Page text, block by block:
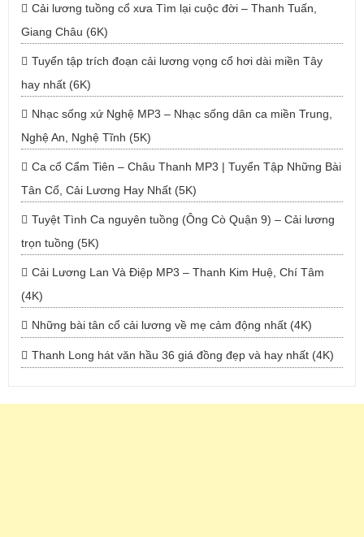
Cải lương tuồng cổ xưa Tìm lại cuộc đời – Thanh Tuấn,
Giang Châu (6K)
Tuyển tập trích đoạn cải lương vọng cổ hơi dài miền Tây
hay nhất (6K)
Nhạc sống xứ Nghệ MP3 – Nhạc sống dân ca miền Trung,
Nghệ An, Nghệ Tĩnh (5K)
Ca cổ Cẩm Tiên – Châu Thanh MP3 | Tuyển Tập Những Bài
Tân Cổ, Cải Lương Hay Nhất (5K)
Tuyệt Tình Ca nguyên tuồng (Ông Cò Quận 9) – Cải lương
trọn tuồng (5K)
Cải Lương Lan Và Điệp MP3 – Thanh Kim Huệ, Chí Tâm
(4K)
Những bài tân cổ cải lương về mẹ cảm động nhất (4K)
Thanh Long hát văn hầu 36 giá đồng đẹp và hay nhất (4K)